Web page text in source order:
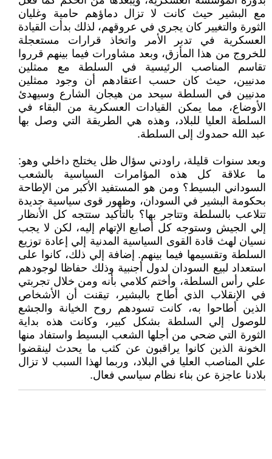
مع البشير حيث كانت لا تزال دماؤهم حامية وغليان
الثورة والتغيير كان يجري في عروقهم، لذلك بدأت القيادة
العسكرية في تدبر الأمر واتخاذ قرارات مستعجلة
للخروج من هذا المأزق، وبعد مشاورات فيما بينهم قرروا
تقاسم المناصب الرئيسية في السلطة مع ممثلين
مدنيين، حيث كان حسب اعتقادهم أن وجود ممثلين
مدنيين في السلطة سيحد من هيجان الشارع وسيهدئ
الأوضاع، مما يمكن القيادات العسكرية من البقاء في
السلطة العليا للبلاد، وهذه هي الطريقة التي وصل بها
عبد الله حمدوك إلى السلطة.
وبعد سنوات قليلة، راودني سؤال ظل يختلج داخلي وهو:
ما علاقة كل هذه المؤامرات السياسية بالشعب
السوداني البسيط؟ ومن هو المستفيد الأكبر من الإطاحة
بحكومة البشير في السودان، وظهور قوى سياسية جديدة
تتلاعب بالسلطة وتتاجر بها؟ بالتأكيد ستتجه كل الأنظار
إلي الجيش وستوجه كل أصابع الإتهام إليه، لكن لا يجب
نسيان لهث قادة القوى السياسية المدنية إلي إعادة توزيع
السلطة وتقسيمها فيما بينهم. إضافة إلي ذلك، كانوا على
استعداد لبيع السودان لدول أجنبية وذلك حفاظا لوجودهم
علي رأس السلطة، وأختم كلامي بأنه ومن خلال تجربتي
في الإنقلاب الذي أطاح بالبشير، تيقنت أن الأشخاص
الذين أطاحوا به، كانت تسودهم روح الخيانة والجشع
للوصول إلي السلطة بشكل كبير، وكانت هذه بداية
الثورة التي ضحي من أجلها الشعب البسيط واستفاد منها
الخونة الذين كانوا يراقبون عن كثب ما يحدث لينقضوا
علي المناصب العليا في البلاد، وربما لهذا السبب لا تزال
بلادنا عاجزة عن بناء نظام سياسي فعال.